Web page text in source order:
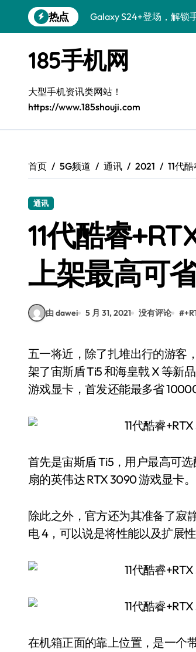
到
热点
Galaxy S24+登场，解锁
Galaxy A56 5G登场，时
三星Galaxy S26解锁个
Galaxy S25个性解锁：炫
Galaxy C55 5G焕新秘籍
Galaxy Z Flip6：折叠时
S25 Ultra颜值封神！定
185手机网
大型手机资讯类网站！
https://www.185shouji.com
首页 5G频道 通讯 2021 11代
通讯
11代酷睿
上架最高可
由 dawei 5 月 31, 2021 没有评论 #
五一将近，除了扎堆出行的游客，许多电脑厂商也开始了新一年的产品布局。其中微星最近就上
架了宙斯盾 Ti5 和海皇戟 X 等新
游戏显卡，首发还能最多省 10000
首先是宙斯盾 Ti5，用户最高可
扇的英伟达 RTX 3090 游戏显卡。
除此之外，官方还为其准备了寂
电 4，可以说是将性能以及扩展性
在机箱正面的靠上位置，是一个